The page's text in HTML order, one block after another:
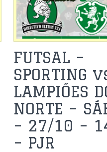
FUTSAL –
SPORTING
LAMPIÕES
NORTE –
– 27/10 –
– PJR